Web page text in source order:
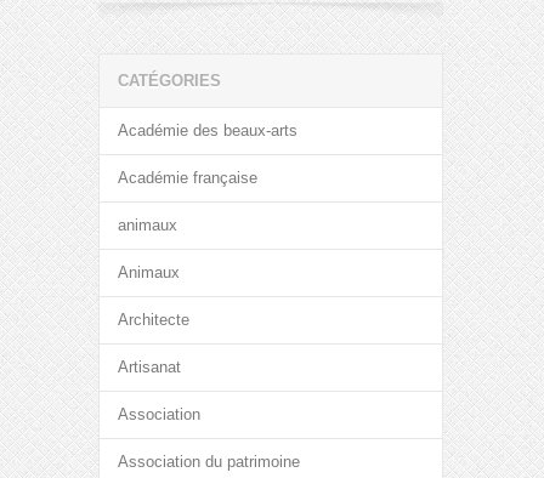
CATÉGORIES
Académie des beaux-arts
Académie française
animaux
Animaux
Architecte
Artisanat
Association
Association du patrimoine